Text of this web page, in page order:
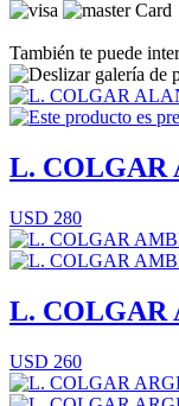
También te puede
L. COLGAR
USD 280
L. COLGAR
USD 260